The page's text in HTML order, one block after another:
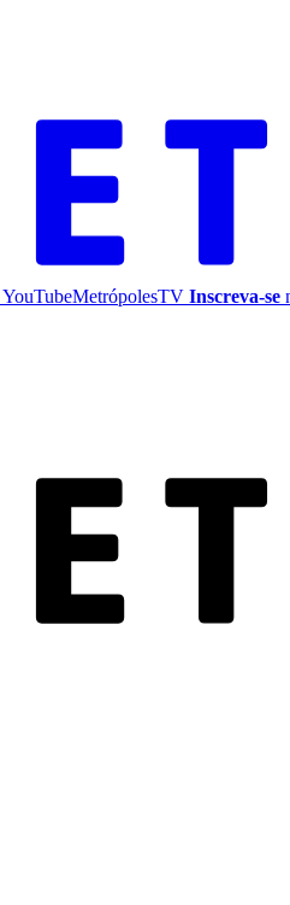
YouTubeMetrópolesTV Inscreva-se